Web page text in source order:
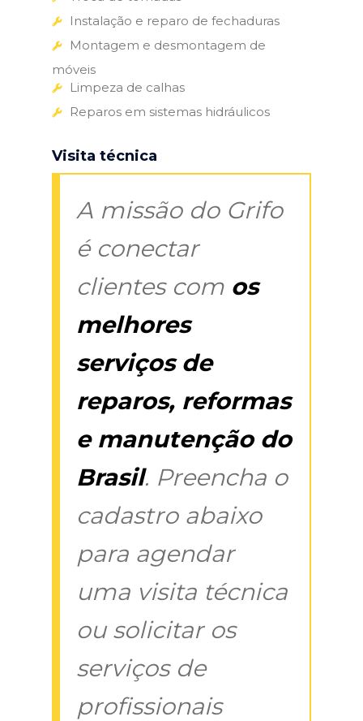
Instalação e reparo de fechaduras
Montagem e desmontagem de
móveis
Limpeza de calhas
Reparos em sistemas hidráulicos
Visita técnica
A missão do Grifo
é conectar
clientes com os
melhores
serviços de
reparos, reformas
e manutenção do
Brasil. Preencha o
cadastro abaixo
para agendar
uma visita técnica
ou solicitar os
serviços de
profissionais